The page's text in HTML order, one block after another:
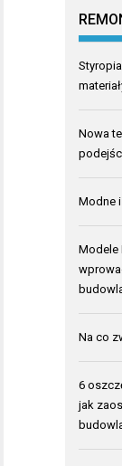
Nowa
Modne
Modele
Na co
6
jak